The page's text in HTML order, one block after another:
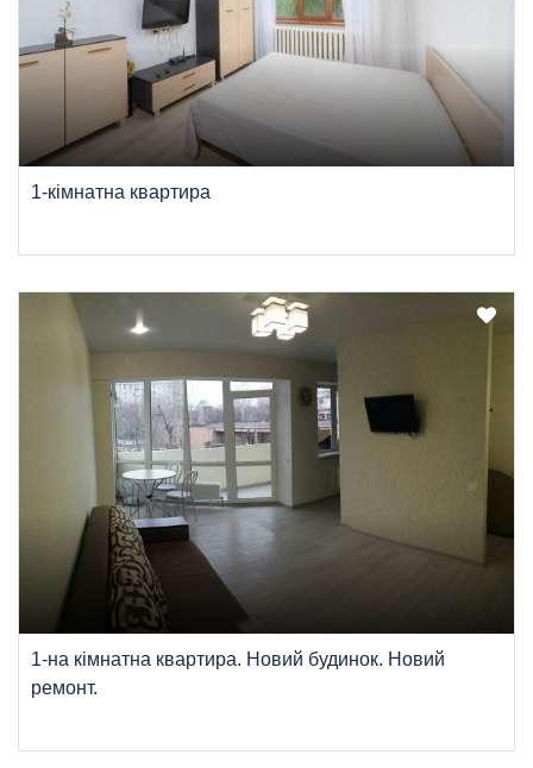
1-кімнатна квартира
1-на кімнатна квартира. Новий будинок. Новий
ремонт.